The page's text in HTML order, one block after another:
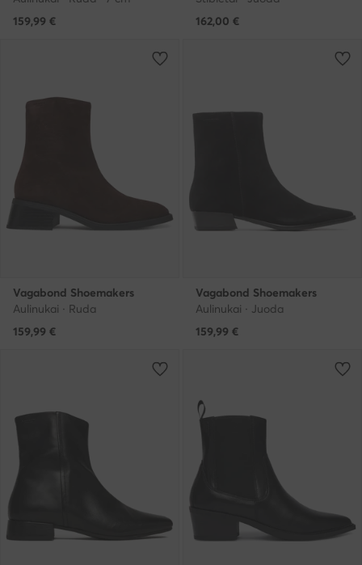
159,99 €
162,00 €
Vagabond Shoemakers
Aulinukai · Ruda
159,99 €
Vagabond Shoemakers
Aulinukai · Juoda
159,99 €